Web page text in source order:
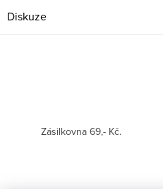
Diskuze
Zásilkovna 69,- Kč.